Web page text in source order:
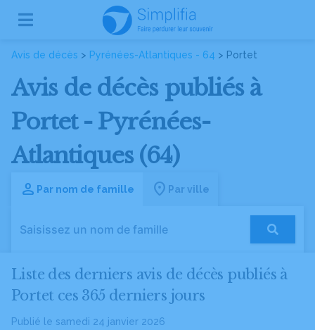
Avis de décès > Pyrénées-Atlantiques - 64 > Portet
Avis de décès publiés à
Portet - Pyrénées-
Atlantiques (64)
Par nom de famille Par ville
Liste des derniers avis de décès publiés à
Portet ces 365 derniers jours
Publié le samedi 24 janvier 2026